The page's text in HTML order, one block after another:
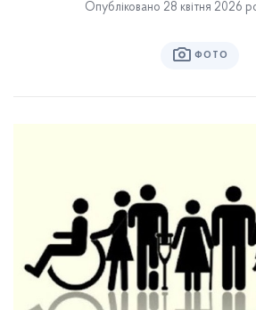
Опубліковано 28 квітня 2026
ФОТО